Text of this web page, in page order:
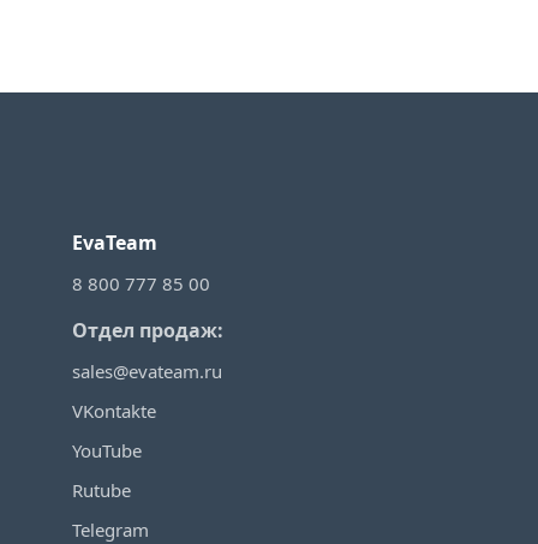
EvaTeam
8 800 777 85 00
Отдел продаж:
sales@evateam.ru
VKontakte
YouTube
Rutube
Telegram